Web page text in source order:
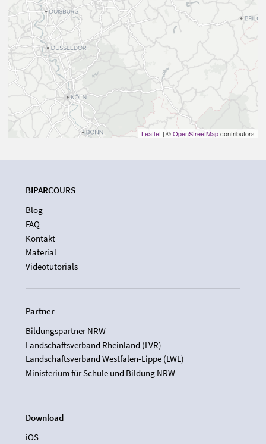
Leaflet | ©OpenStreetMapcontributors
BIPARCOURS
Blog
FAQ
Kontakt
Material
Videotutorials
Partner
Bildungspartner NRW
Landschaftsverband Rheinland (LVR)
Landschaftsverband Westfalen-Lippe (LWL)
Ministerium für Schule und Bildung NRW
Download
iOS